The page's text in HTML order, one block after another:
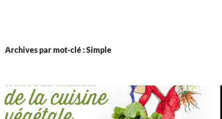
Archives par mot-clé : Simple